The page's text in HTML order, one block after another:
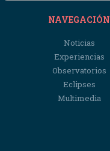
NAVEGACIÓN
Noticias
Experiencias
Observatorios
Eclipses
Multimedia